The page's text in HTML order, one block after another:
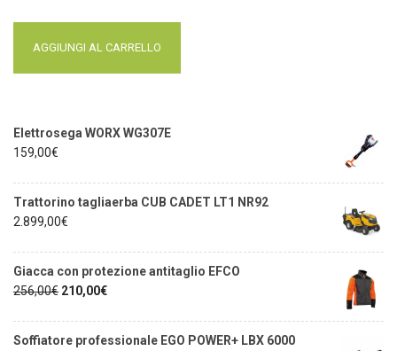
AGGIUNGI AL CARRELLO
Elettrosega WORX WG307E
159,00€
Trattorino tagliaerba CUB CADET LT1 NR92
2.899,00€
Giacca con protezione antitaglio EFCO
256,00€ 210,00€
Soffiatore professionale EGO POWER+ LBX 6000